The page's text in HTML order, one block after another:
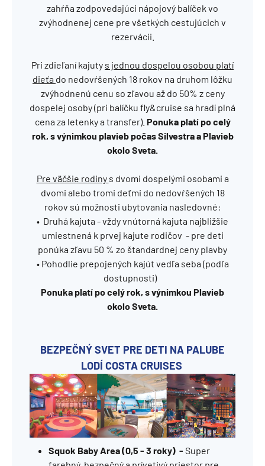
zahŕňa zodpovedajúci nápojový balíček vo
zvýhodnenej cene pre všetkých cestujúcich v
rezervácii.
Pri zdieľaní kajuty s jednou dospelou osobou platí
dieťa do nedovŕšených 18 rokov na druhom lôžku
zvýhodnenú cenu so zľavou až do 50% z ceny
dospelej osoby (pri balíčku fly&cruise sa hradí plná
cena za letenky a transfer). Ponuka platí po celý
rok, s výnimkou plavieb počas Silvestra a Plavieb
okolo Sveta.
Pre väčšie rodiny s dvomi dospelými osobami a
dvomi alebo tromi deťmi do nedovŕšených 18
rokov sú možnosti ubytovania nasledovné:
• Druhá kajuta - vždy vnútorná kajuta najbližšie
umiestnená k prvej kajute rodičov - pre deti
ponúka zľavu 50 % zo štandardnej ceny plavby
• Pohodlie prepojených kajút vedľa seba (podľa
dostupnosti)
Ponuka platí po celý rok, s výnimkou Plavieb
okolo Sveta.
BEZPEČNÝ SVET PRE DETI NA PALUBE
LODÍ COSTA CRUISES
Squok Baby Area (0,5 - 3 roky) - Super